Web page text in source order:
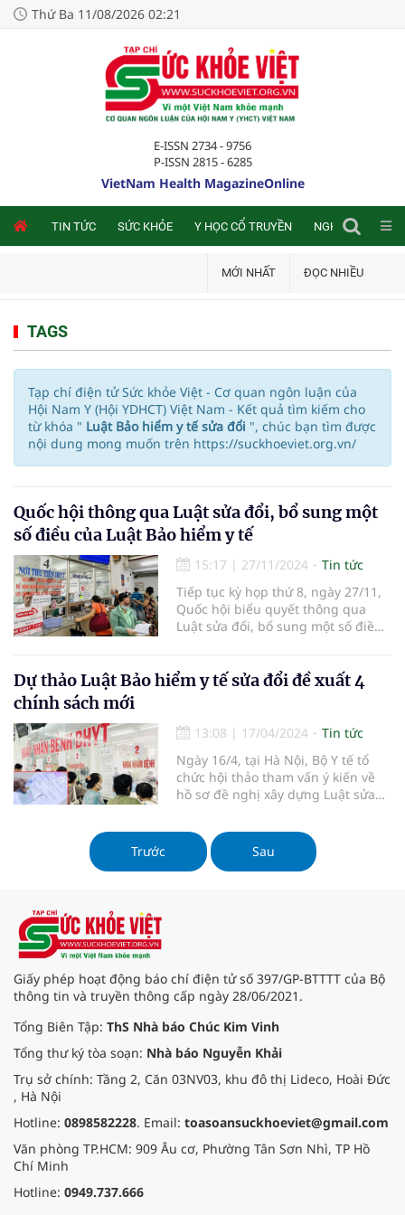
Thứ Ba 11/08/2026 02:21
E-ISSN 2734 - 9756
P-ISSN 2815 - 6285
VietNam Health MagazineOnline
TIN TỨC SỨC KHỎE Y HỌC CỔ TRUYỀN NGHIÊN CỨU
MỚI NHẤT ĐỌC NHIỀU
TAGS
Tạp chí điện tử Sức khỏe Việt - Cơ quan ngôn luận của
Hội Nam Y (Hội YDHCT) Việt Nam - Kết quả tìm kiếm cho
từ khóa " Luật Bảo hiểm y tế sửa đổi ", chúc bạn tìm được
nội dung mong muốn trên https://suckhoeviet.org.vn/
Quốc hội thông qua Luật sửa đổi, bổ sung một
số điều của Luật Bảo hiểm y tế
15:17 | 27/11/2024
Tin tức
Tiếp tục kỳ họp thứ 8, ngày 27/11,
Quốc hội biểu quyết thông qua
Luật sửa đổi, bổ sung một số điều
tán thành.
Dự thảo Luật Bảo hiểm y tế sửa đổi đề xuất 4
chính sách mới
13:08 | 17/04/2024
Tin tức
Ngày 16/4, tại Hà Nội, Bộ Y tế tổ
chức hội thảo tham vấn ý kiến về
hồ sơ đề nghị xây dựng Luật sửa
Bảo hiểm y tế (BHYT).
Trước
Sau
Giấy phép hoạt động báo chí điện tử số 397/GP-BTTTT của Bộ
thông tin và truyền thông cấp ngày 28/06/2021.
Tổng Biên Tập: ThS Nhà báo Chúc Kim Vinh
Tổng thư ký tòa soạn: Nhà báo Nguyễn Khải
Trụ sở chính: Tầng 2, Căn 03NV03, khu đô thị Lideco, Hoài Đức
, Hà Nội
Hotline: 0898582228. Email: toasoansuckhoeviet@gmail.com
Văn phòng TP.HCM: 909 Âu cơ, Phường Tân Sơn Nhì, TP Hồ
Chí Minh
Hotline: 0949.737.666